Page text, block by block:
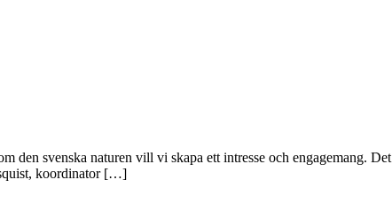
den svenska naturen vill vi skapa ett intresse och engagemang.
koordinator […]